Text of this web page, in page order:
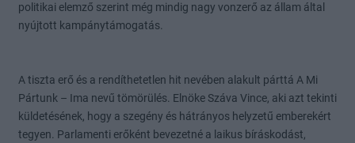
politikai elemző szerint még mindig nagy vonzerő az állam által
nyújtott kampánytámogatás.
A tiszta erő és a rendíthetetlen hit nevében alakult párttá A Mi
Pártunk – Ima nevű tömörülés. Elnöke Száva Vince, aki azt tekinti
küldetésének, hogy a szegény és hátrányos helyzetű emberekért
tegyen. Parlamenti erőként bevezetné a laikus bíráskodást,